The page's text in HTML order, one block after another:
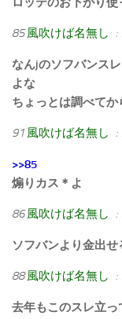
85 風吹けば名無し
なんjのソフバンス
よな
ちょっとは調べてか
91 風吹けば名無し
>>85
煽りカス＊よ
86 風吹けば名無し
ソフバンより金出
88 風吹けば名無し
去年もこのスレ立っ